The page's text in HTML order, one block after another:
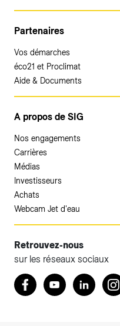
Partenaires
Vos démarches
éco21 et Proclimat
Aide & Documents
A propos de SIG
Nos engagements
Carrières
Médias
Investisseurs
Achats
Webcam Jet d'eau
Retrouvez-nous
sur les réseaux sociaux
Retrouvez nous sur
YoutubeLinkedIn
Accéder à votre
Votre espace client SIG